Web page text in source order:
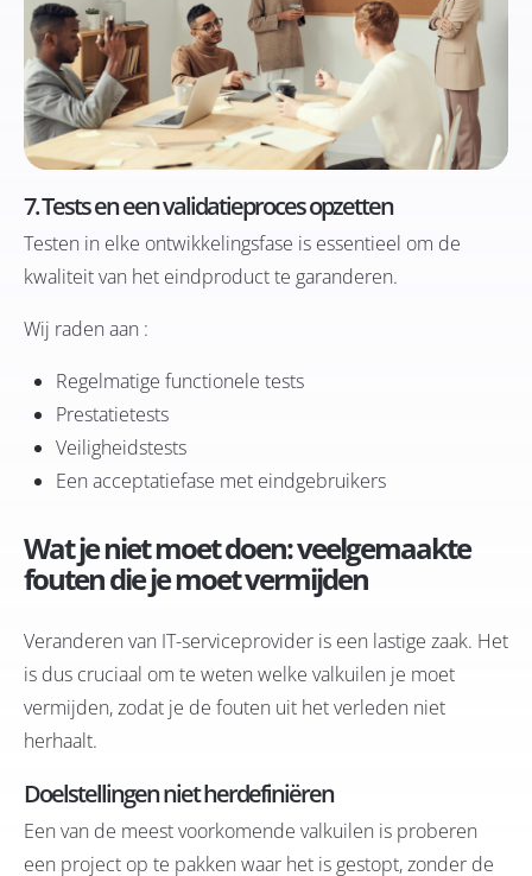
7. Tests en een validatieproces opzetten
Testen in elke ontwikkelingsfase is essentieel om de
kwaliteit van het eindproduct te garanderen.
Wij raden aan :
Regelmatige functionele tests
Prestatietests
Veiligheidstests
Een acceptatiefase met eindgebruikers
Wat je niet moet doen: veelgemaakte
fouten die je moet vermijden
Veranderen van IT-serviceprovider is een lastige zaak. Het
is dus cruciaal om te weten welke valkuilen je moet
vermijden, zodat je de fouten uit het verleden niet
herhaalt.
Doelstellingen niet herdefiniëren
Een van de meest voorkomende valkuilen is proberen
een project op te pakken waar het is gestopt, zonder de